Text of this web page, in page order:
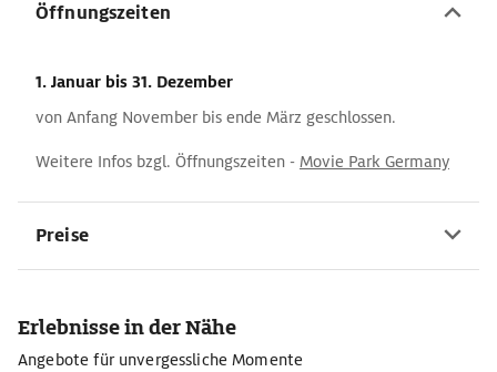
Öffnungszeiten
1. Januar bis 31. Dezember
von Anfang November bis ende März geschlossen.
Weitere Infos bzgl. Öffnungszeiten - Movie Park Germany
Preise
Erlebnisse in der Nähe
Angebote für unvergessliche Momente